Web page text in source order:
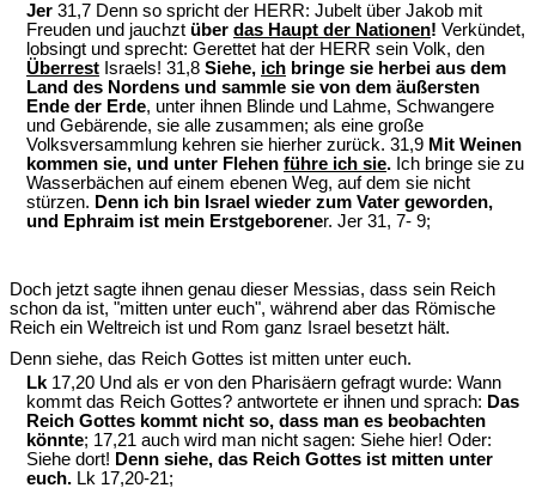
Jer 31,7 Denn so spricht der HERR: Jubelt über Jakob mit
Freuden und jauchzt über das Haupt der Nationen! Verkündet,
lobsingt und sprecht: Gerettet hat der HERR sein Volk, den
Überrest Israels! 31,8 Siehe, ich bringe sie herbei aus dem
Land des Nordens und sammle sie von dem äußersten
Ende der Erde, unter ihnen Blinde und Lahme, Schwangere
und Gebärende, sie alle zusammen; als eine große
Volksversammlung kehren sie hierher zurück. 31,9 Mit Weinen
kommen sie, und unter Flehen führe ich sie. Ich bringe sie zu
Wasserbächen auf einem ebenen Weg, auf dem sie nicht
stürzen. Denn ich bin Israel wieder zum Vater geworden,
und Ephraim ist mein Erstgeborener. Jer 31, 7- 9;
Doch jetzt sagte ihnen genau dieser Messias, dass sein Reich
schon da ist, "mitten unter euch", während aber das Römische
Reich ein Weltreich ist und Rom ganz Israel besetzt hält.
Denn siehe, das Reich Gottes ist mitten unter euch.
Lk 17,20 Und als er von den Pharisäern gefragt wurde: Wann
kommt das Reich Gottes? antwortete er ihnen und sprach: Das
Reich Gottes kommt nicht so, dass man es beobachten
könnte; 17,21 auch wird man nicht sagen: Siehe hier! Oder:
Siehe dort! Denn siehe, das Reich Gottes ist mitten unter
euch. Lk 17,20-21;